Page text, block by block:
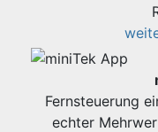
Fernsteuerung
echter